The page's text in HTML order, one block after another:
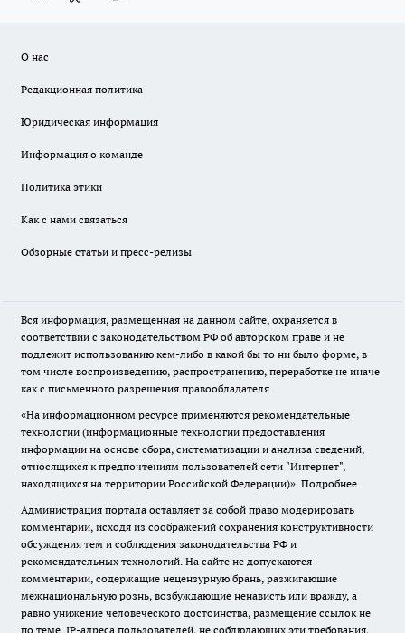
О нас
Редакционная политика
Юридическая информация
Информация о команде
Политика этики
Как с нами связаться
Обзорные статьи и пресс-релизы
Вся информация, размещенная на данном сайте, охраняется в
соответствии с законодательством РФ об авторском праве и не
подлежит использованию кем-либо в какой бы то ни было форме, в
том числе воспроизведению, распространению, переработке не иначе
как с письменного разрешения правообладателя.
«На информационном ресурсе применяются рекомендательные
технологии (информационные технологии предоставления
информации на основе сбора, систематизации и анализа сведений,
относящихся к предпочтениям пользователей сети "Интернет",
находящихся на территории Российской Федерации)». Подробнее
Администрация портала оставляет за собой право модерировать
комментарии, исходя из соображений сохранения конструктивности
обсуждения тем и соблюдения законодательства РФ и
рекомендательных технологий. На сайте не допускаются
комментарии, содержащие нецензурную брань, разжигающие
межнациональную рознь, возбуждающие ненависть или вражду, а
равно унижение человеческого достоинства, размещение ссылок не
по теме. IP-адреса пользователей, не соблюдающих эти требования,